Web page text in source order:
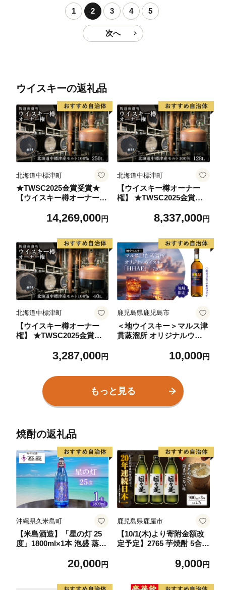
1 2 3 4 5
次へ
ウイスキーの返礼品
北海道中標津町
★TWSC2025金賞受賞★
【ウイスキー樽オーナー
ートカスク250L（700ml×
400301】
14,269,000円
北海道中標津町
【ウイスキー樽オーナー
権】 ★TWSC2025金賞受
トカスク128L（700ml×約1
0201】
8,337,000円
北海道中標津町
【ウイスキー樽オーナー
権】 ★TWSC2025金賞受
トカスク40L（700ml×約56
3,287,000円
鹿児島県鹿児島市
＜地ウイスキー＞マルス津
貫蒸溜所 オリジナルウイ
10,000円
もっと見る
焼酎の返礼品
沖縄県久米島町
【米島酒造】「星の灯 25
度」1800ml×1本 泡盛 蒸留
発酵 米 黒麹 米麹 もろみ
20,000円
鹿児島県鹿屋市
【10/1(木)より寄附金額改
定予定】2765 芋焼酎 5合瓶
水仕立ての焼酎 KN021-0
9,000円